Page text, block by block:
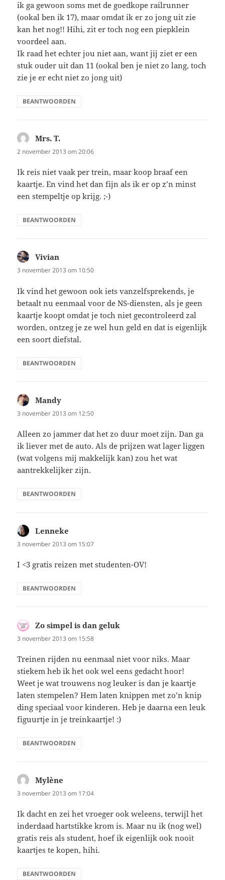
ik ga gewoon soms met de goedkope railrunner
(ookal ben ik 17), maar omdat ik er zo jong uit zie
kan het nog!! Hihi, zit er toch nog een piepklein
voordeel aan.
Ik raad het echter jou niet aan, want jij ziet er een
stuk ouder uit dan 11 (ookal ben je niet zo lang, toch
zie je er echt niet zo jong uit)
BEANTWOORDEN
Mrs. T.
2 november 2013 om 20:06
Ik reis niet vaak per trein, maar koop braaf een
kaartje. En vind het dan fijn als ik er op z’n minst
een stempeltje op krijg. ;-)
BEANTWOORDEN
Vivian
3 november 2013 om 10:50
Ik vind het gewoon ook iets vanzelfsprekends, je
betaalt nu eenmaal voor de NS-diensten, als je geen
kaartje koopt omdat je toch niet gecontroleerd zal
worden, ontzeg je ze wel hun geld en dat is eigenlijk
een soort diefstal.
BEANTWOORDEN
Mandy
3 november 2013 om 12:50
Alleen zo jammer dat het zo duur moet zijn. Dan ga
ik liever met de auto. Als de prijzen wat lager liggen
(wat volgens mij makkelijk kan) zou het wat
aantrekkelijker zijn.
BEANTWOORDEN
Lenneke
3 november 2013 om 15:07
I <3 gratis reizen met studenten-OV!
BEANTWOORDEN
Zo simpel is dan geluk
3 november 2013 om 15:58
Treinen rijden nu eenmaal niet voor niks. Maar
stiekem heb ik het ook wel eens gedacht hoor!
Weet je wat trouwens nog leuker is dan je kaartje
laten stempelen? Hem laten knippen met zo’n knip
ding speciaal voor kinderen. Heb je daarna een leuk
figuurtje in je treinkaartje! :)
BEANTWOORDEN
Mylène
3 november 2013 om 17:04
Ik dacht en zei het vroeger ook weleens, terwijl het
inderdaad hartstikke krom is. Maar nu ik (nog wel)
gratis reis als student, hoef ik eigenlijk ook nooit
kaartjes te kopen, hihi.
BEANTWOORDEN